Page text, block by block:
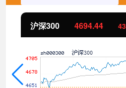
沪深300 4694.44